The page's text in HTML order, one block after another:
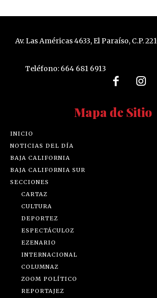
Av. Las Américas 4633, El Paraíso, C.P.
Teléfono: 664 681 6913
Mapa de Sitio
INICIO
NOTICIAS DEL DÍA
BAJA CALIFORNIA
BAJA CALIFORNIA SUR
SECCIONES
CARTAZ
CULTURA
DEPORTEZ
ESPECTÁCULOZ
EZENARIO
INTERNACIONAL
COLUMNAZ
ZOOM POLÍTICO
REPORTAJEZ